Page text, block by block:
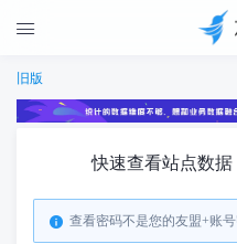

旧版
快速查看站点数据
查看密码不是您的友盟+账号